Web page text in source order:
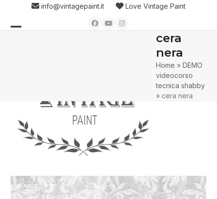
content
info@vintagepaint.it Love Vintage Paint
Facebook
YouTubeInstagram
cera
nera
Home »DEMO
videocorso
tecnica shabby
» cera nera